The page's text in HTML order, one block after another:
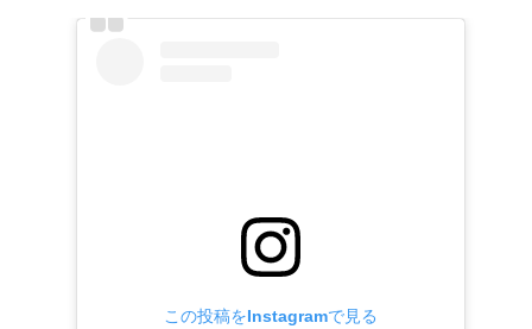
この投稿をInstagramで見る